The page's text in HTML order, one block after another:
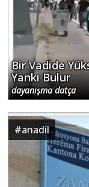
Bir Vadide
Yankı Bulur
dayanışma datça
#anadil